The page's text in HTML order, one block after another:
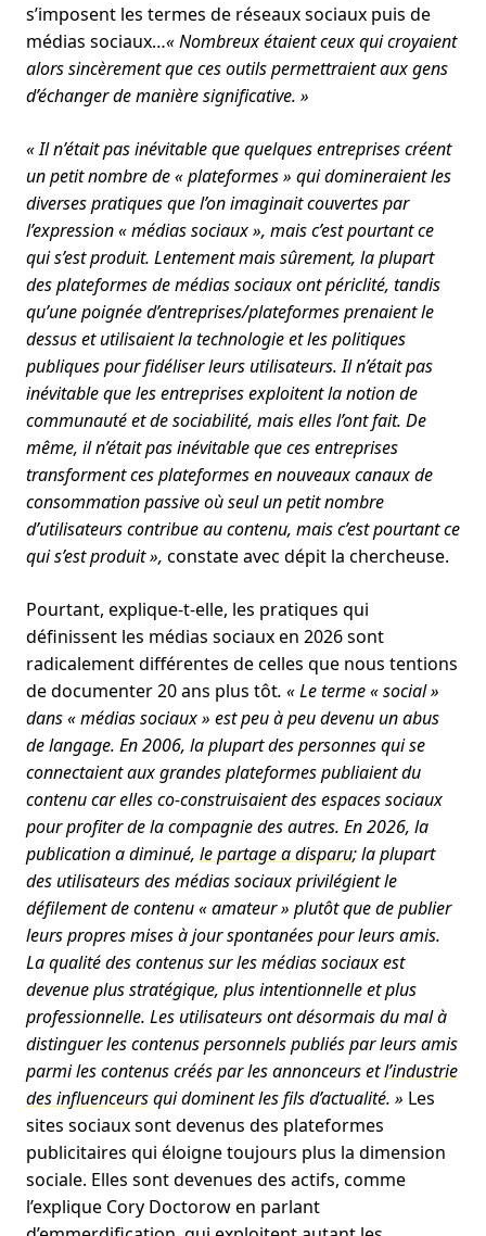
s’imposent les termes de réseaux sociaux puis de
médias sociaux…« Nombreux étaient ceux qui croyaient
alors sincèrement que ces outils permettraient aux gens
d’échanger de manière significative. »
« Il n’était pas inévitable que quelques entreprises créent
un petit nombre de « plateformes » qui domineraient les
diverses pratiques que l’on imaginait couvertes par
l’expression « médias sociaux », mais c’est pourtant ce
qui s’est produit. Lentement mais sûrement, la plupart
des plateformes de médias sociaux ont périclité, tandis
qu’une poignée d’entreprises/plateformes prenaient le
dessus et utilisaient la technologie et les politiques
publiques pour fidéliser leurs utilisateurs. Il n’était pas
inévitable que les entreprises exploitent la notion de
communauté et de sociabilité, mais elles l’ont fait. De
même, il n’était pas inévitable que ces entreprises
transforment ces plateformes en nouveaux canaux de
consommation passive où seul un petit nombre
d’utilisateurs contribue au contenu, mais c’est pourtant ce
qui s’est produit », constate avec dépit la chercheuse.
Pourtant, explique-t-elle, les pratiques qui
définissent les médias sociaux en 2026 sont
radicalement différentes de celles que nous tentions
de documenter 20 ans plus tôt. « Le terme « social »
dans « médias sociaux » est peu à peu devenu un abus
de langage. En 2006, la plupart des personnes qui se
connectaient aux grandes plateformes publiaient du
contenu car elles co-construisaient des espaces sociaux
pour profiter de la compagnie des autres. En 2026, la
publication a diminué, le partage a disparu; la plupart
des utilisateurs des médias sociaux privilégient le
défilement de contenu « amateur » plutôt que de publier
leurs propres mises à jour spontanées pour leurs amis.
La qualité des contenus sur les médias sociaux est
devenue plus stratégique, plus intentionnelle et plus
professionnelle. Les utilisateurs ont désormais du mal à
distinguer les contenus personnels publiés par leurs amis
parmi les contenus créés par les annonceurs etl’industrie
des influenceursqui dominent les fils d’actualité. » Les
sites sociaux sont devenus des plateformes
publicitaires qui éloigne toujours plus la dimension
sociale. Elles sont devenues des actifs, comme
l’explique Cory Doctorow en parlant